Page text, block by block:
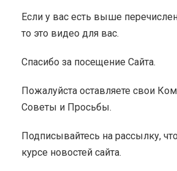
Если у вас есть выше
то это видео для вас.
Спасибо за посещение Сайта.
Пожалуйста оставляете свои
Советы и Просьбы.
Подписывайтесь на рассылку,
курсе новостей сайта.